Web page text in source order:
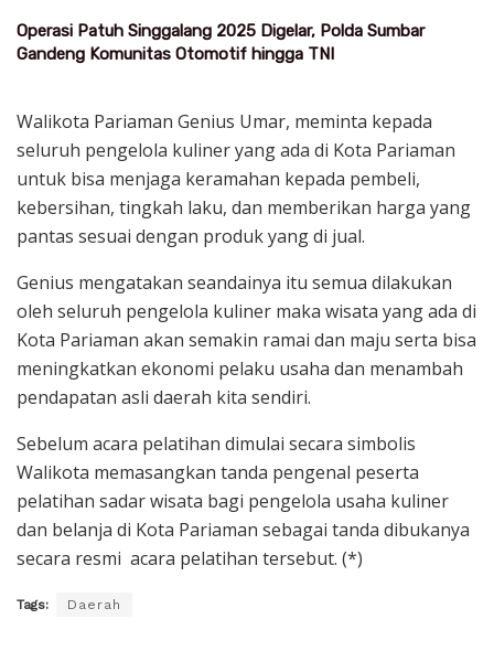
Operasi Patuh Singgalang 2025 Digelar, Polda Sumbar
Gandeng Komunitas Otomotif hingga TNI
Walikota Pariaman Genius Umar, meminta kepada
seluruh pengelola kuliner yang ada di Kota Pariaman
untuk bisa menjaga keramahan kepada pembeli,
kebersihan, tingkah laku, dan memberikan harga yang
pantas sesuai dengan produk yang di jual.
Genius mengatakan seandainya itu semua dilakukan
oleh seluruh pengelola kuliner maka wisata yang ada di
Kota Pariaman akan semakin ramai dan maju serta bisa
meningkatkan ekonomi pelaku usaha dan menambah
pendapatan asli daerah kita sendiri.
Sebelum acara pelatihan dimulai secara simbolis
Walikota memasangkan tanda pengenal peserta
pelatihan sadar wisata bagi pengelola usaha kuliner
dan belanja di Kota Pariaman sebagai tanda dibukanya
secara resmi acara pelatihan tersebut. (*)
Tags: Daerah